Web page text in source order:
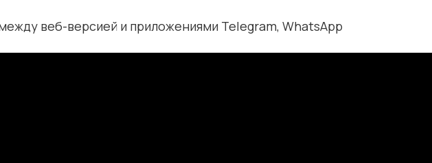
веб-версией и приложениями Telegram, WhatsApp